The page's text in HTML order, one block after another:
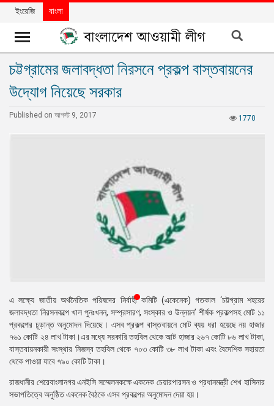
খবর
দলের
রিলিজ
প্রকাশনা
গ্যালারি
বিএনপি-
জামায়াত
সহিংসতা
ইংরেজি বাংলা
চট্টগ্রামের জলাবদ্ধতা নিরসনে প্রকল্প বাস্তবায়নের
উদ্যোগ নিয়েছে সরকার
1770
Published on আগস্ট 9, 2017
এ লক্ষ্যে জাতীয় অর্থনৈতিক পরিষদের নির্বাহী কমিটি (একেনেক) গতকাল ‘চট্টগ্রাম শহরের
জলাবদ্ধতা নিরসনকল্পে খাল পুনঃখনন, সম্প্রসারণ, সংস্কার ও উন্নয়ন’ শীর্ষক প্রকল্পসহ মোট ১১
প্রকল্পের চূড়ান্ত অনুমোদন দিয়েছে। এসব প্রকল্প বাস্তবায়নে মোট ব্যয় ধরা হয়েছে নয় হাজার
৭৬১ কোটি ২৪ লাখ টাকা।এর মধ্যে সরকারি তহবিল থেকে আট হাজার ২৬৭ কোটি ৮৬ লাখ টাকা,
বাস্তবায়নকারী সংস্থার নিজস্ব তহবিল থেকে ৭০৩ কোটি ৩৮ লাখ টাকা এবং বৈদেশিক সহায়তা
থেকে পাওয়া যাবে ৭৯০ কোটি টাকা।
রাজধানীর শেরেবাংলানগর এনইসি সম্মেলনকক্ষে একনেক চেয়ারপারসন ও প্রধানমন্ত্রী শেখ হাসিনার
সভাপতিত্বে অনুষ্ঠিত একনেক বৈঠকে এসব প্রকল্পের অনুমোদন দেয়া হয়।